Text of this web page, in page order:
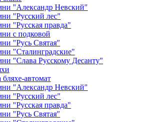
"Александр Невский"
"Русский лес"
"Русская правда"
с подковой
"Русь Святая"
"Сталинградские"
"Слава Русскому Десанту"
автомат
"Александр Невский"
"Русский лес"
"Русская правда"
"Русь Святая"